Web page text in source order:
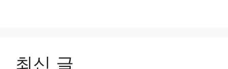
최신 글